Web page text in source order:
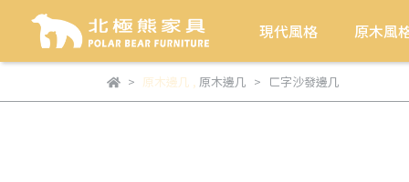
現代風格 原木風
原木邊几 , 原木邊几 ㄈ字沙發邊几